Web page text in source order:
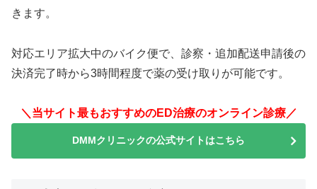
きます。
対応エリア拡大中のバイク便で、診察・追加配送申請後の
決済完了時から3時間程度で薬の受け取りが可能です。
＼当サイト最もおすすめのED治療のオンライン診療／
DMMクリニックの公式サイトはこちら